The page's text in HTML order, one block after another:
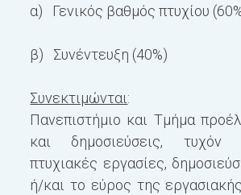
α) Γενικός βαθμός πτυχίου
β) Συνέντευξη (40%)
Συνεκτιμώνται:
Πανεπιστήμιο και Τμήμα
και δημοσιεύσεις, τυχόν
πτυχιακές εργασίες,
ή/και το εύρος της